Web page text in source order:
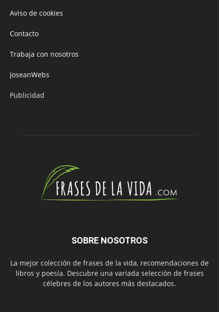
Aviso de cookies
Contacto
Trabaja con nosotros
JoseanWebs
Publicidad
SOBRE NOSOTROS
La mejor colección de frases de la vida, recomendaciones de
libros y poesía. Descubre una variada selección de frases
célebres de los autores más destacados.